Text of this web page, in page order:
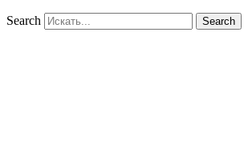
Search Search